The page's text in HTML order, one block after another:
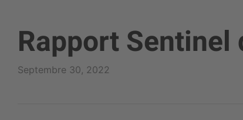
Rapport
Septembre 30, 2022